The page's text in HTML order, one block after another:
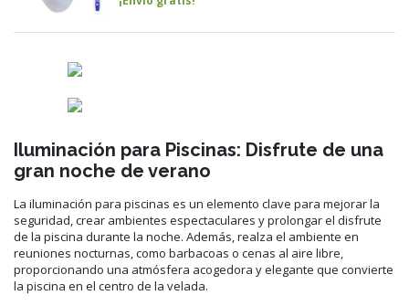
Iluminación para Piscinas: Disfrute de una
gran noche de verano
La iluminación para piscinas es un elemento clave para mejorar la
seguridad, crear ambientes espectaculares y prolongar el disfrute
de la piscina durante la noche. Además, realza el ambiente en
reuniones nocturnas, como barbacoas o cenas al aire libre,
proporcionando una atmósfera acogedora y elegante que convierte
la piscina en el centro de la velada.